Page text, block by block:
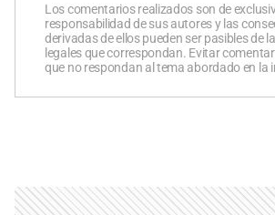
Los comentarios realizados son de
responsabilidad de sus autores y las
derivadas de ellos pueden ser pasibles de
legales que correspondan. Evitar
que no respondan al tema abordado en la